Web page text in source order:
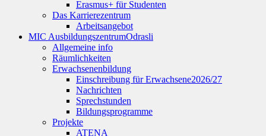
Erasmus+ für Studenten
Das Karrierezentrum
Arbeitsangebot
MIC AusbildungszentrumOdrasli
Allgemeine info
Räumlichkeiten
Erwachsenenbildung
Einschreibung für Erwachsene2026/27
Nachrichten
Sprechstunden
Bildungsprogramme
Projekte
ATENA